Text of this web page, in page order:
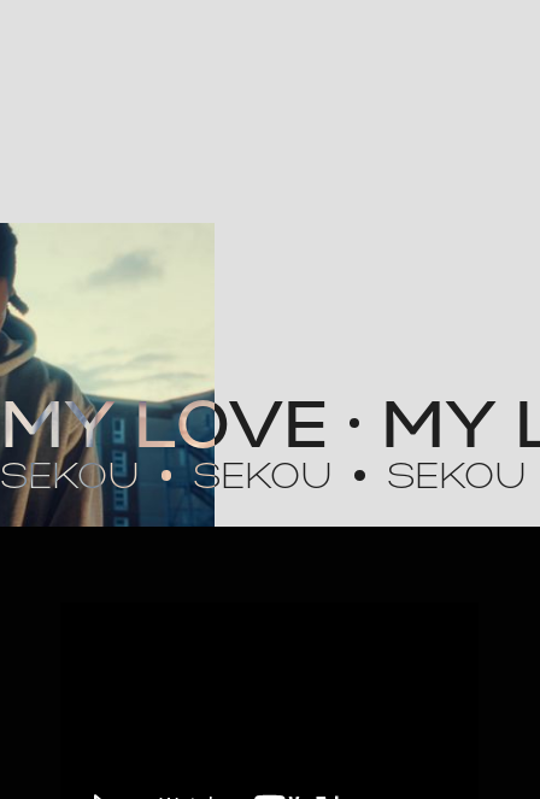
MY LOVE MY
SEKOU SEKOU SEKOU